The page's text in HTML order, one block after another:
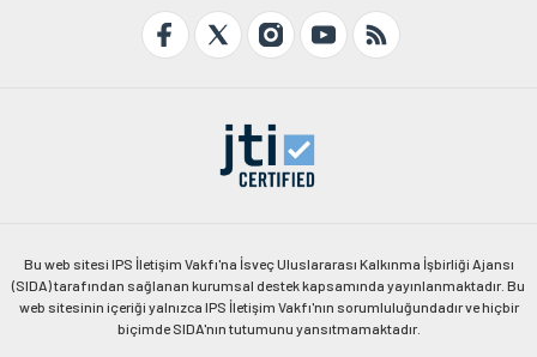
Bu web sitesi IPS İletişim Vakfı'na İsveç Uluslararası Kalkınma İşbirliği Ajansı
(SIDA) tarafından sağlanan kurumsal destek kapsamında yayınlanmaktadır. Bu
web sitesinin içeriği yalnızca IPS İletişim Vakfı'nın sorumluluğundadır ve hiçbir
biçimde SIDA'nın tutumunu yansıtmamaktadır.